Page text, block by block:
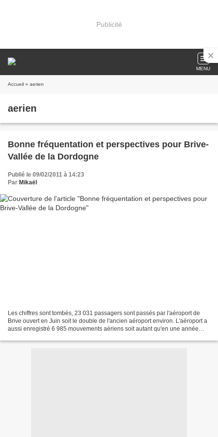
Publicité
MENU
Accueil » aerien
aerien
Bonne fréquentation et perspectives pour Brive-
Vallée de la Dordogne
Publié le 09/02/2011 à 14:23
Par Mikaël
Les chiffres sont tombés, 23 031 passagers sont passés par l'aéroport de
Brive ouvert en Juin soit le double de l'ancien aéroport environ. L'aéroport a
aussi enregistré 6 985 mouvements aériens soit autant qu'en une année